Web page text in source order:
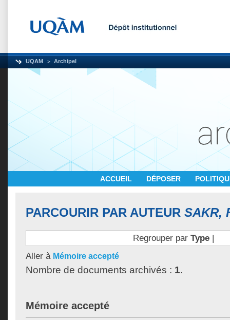
UQAM Archipel
ACCUEIL DÉPOSER
PARCOURIR PAR AUTEUR SAKR,
Regrouper par Type|
Aller à Mémoire accepté
Nombre de documents archivés : 1.
Mémoire accepté